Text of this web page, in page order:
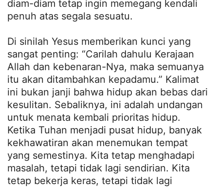
diam-diam tetap ingin memegang kendali
penuh atas segala sesuatu.
Di sinilah Yesus memberikan kunci yang
sangat penting: “Carilah dahulu Kerajaan
Allah dan kebenaran-Nya, maka semuanya
itu akan ditambahkan kepadamu.” Kalimat
ini bukan janji bahwa hidup akan bebas dari
kesulitan. Sebaliknya, ini adalah undangan
untuk menata kembali prioritas hidup.
Ketika Tuhan menjadi pusat hidup, banyak
kekhawatiran akan menemukan tempat
yang semestinya. Kita tetap menghadapi
masalah, tetapi tidak lagi sendirian. Kita
tetap bekerja keras, tetapi tidak lagi